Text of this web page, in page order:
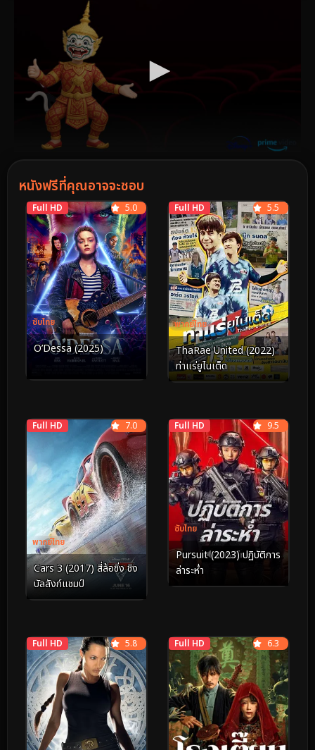
หนังฟรีที่คุณอาจจะชอบ
Full HD
ซับไทย
5.0
O’Dessa (2025)
Full HD
พากย์ไทย
5.5
ThaRae United (2022)
ท่าแร่ยูไนเต็ด
Full HD
พากย์ไทย
7.0
Cars 3 (2017) สี่ล้อซิ่ง ชิง
บัลลังก์แชมป์
Full HD
ซับไทย
9.5
Pursuit (2023) ปฏิบัติการ
ล่าระห่ำ
Full HD 5.8 Full HD 6.3